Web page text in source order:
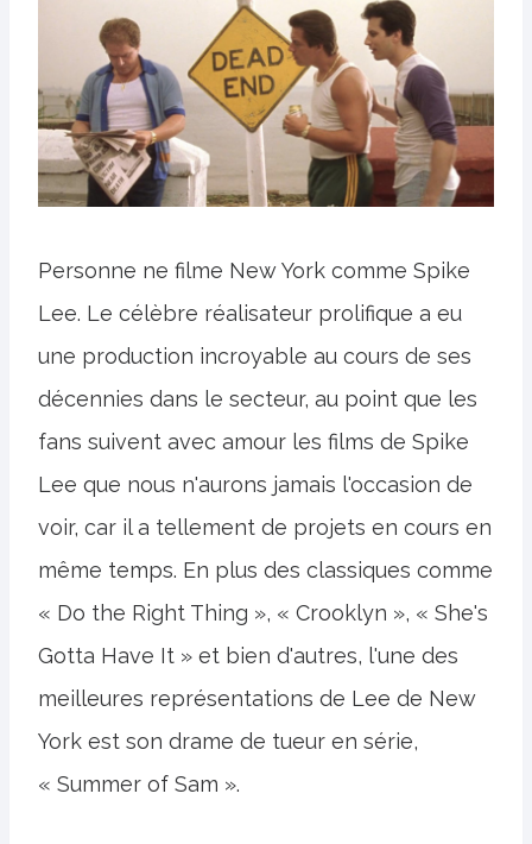
Personne ne filme New York comme Spike
Lee. Le célèbre réalisateur prolifique a eu
une production incroyable au cours de ses
décennies dans le secteur, au point que les
fans suivent avec amour les films de Spike
Lee que nous n'aurons jamais l'occasion de
voir, car il a tellement de projets en cours en
même temps. En plus des classiques comme
« Do the Right Thing », « Crooklyn », « She's
Gotta Have It » et bien d'autres, l'une des
meilleures représentations de Lee de New
York est son drame de tueur en série,
« Summer of Sam ».